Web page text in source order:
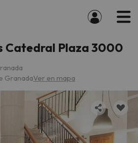
Catedral Plaza 3000
GranadaVer en mapa